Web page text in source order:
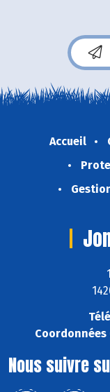
Accueil
Coordonnées
Nous suivre